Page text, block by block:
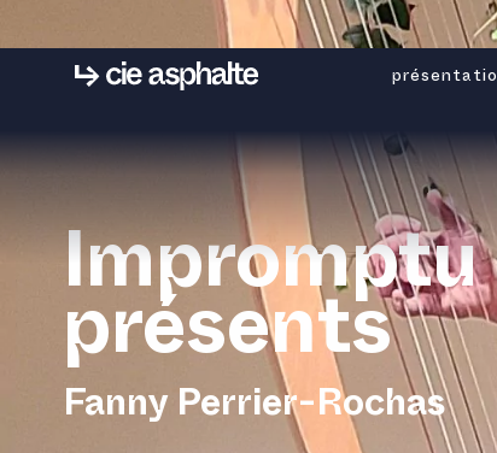
Impromptu
présents
Fanny Perrier-Rochas